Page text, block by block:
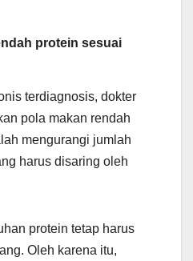
protein sesuai
terdiagnosis, dokter
pola makan rendah
mengurangi jumlah
harus disaring oleh
protein tetap harus
Oleh karena itu,